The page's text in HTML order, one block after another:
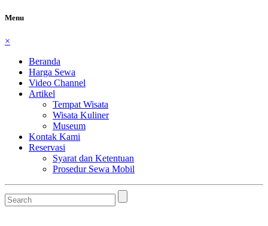
Menu
×
Beranda
Harga Sewa
Video Channel
Artikel
Tempat Wisata
Wisata Kuliner
Museum
Kontak Kami
Reservasi
Syarat dan Ketentuan
Prosedur Sewa Mobil